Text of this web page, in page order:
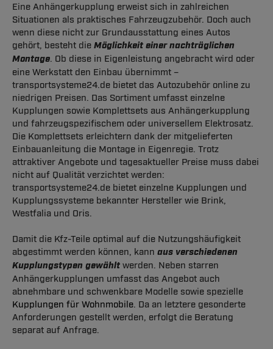
Eine Anhängerkupplung erweist sich in zahlreichen
Situationen als praktisches Fahrzeugzubehör. Doch auch
wenn diese nicht zur Grundausstattung eines Autos
gehört, besteht die Möglichkeit einer nachträglichen
Montage. Ob diese in Eigenleistung angebracht wird oder
eine Werkstatt den Einbau übernimmt –
transportsysteme24.de bietet das Autozubehör online zu
niedrigen Preisen. Das Sortiment umfasst einzelne
Kupplungen sowie Komplettsets aus Anhängerkupplung
und fahrzeugspezifischem oder universellem Elektrosatz.
Die Komplettsets erleichtern dank der mitgelieferten
Einbauanleitung die Montage in Eigenregie. Trotz
attraktiver Angebote und tagesaktueller Preise muss dabei
nicht auf Qualität verzichtet werden:
transportsysteme24.de bietet einzelne Kupplungen und
Kupplungssysteme bekannter Hersteller wie Brink,
Westfalia und Oris.
Damit die Kfz-Teile optimal auf die Nutzungshäufigkeit
abgestimmt werden können, kann aus verschiedenen
Kupplungstypen gewählt werden. Neben starren
Anhängerkupplungen umfasst das Angebot auch
abnehmbare und schwenkbare Modelle sowie spezielle
Kupplungen für Wohnmobile. Da an letztere gesonderte
Anforderungen gestellt werden, erfolgt die Beratung
separat auf Anfrage.